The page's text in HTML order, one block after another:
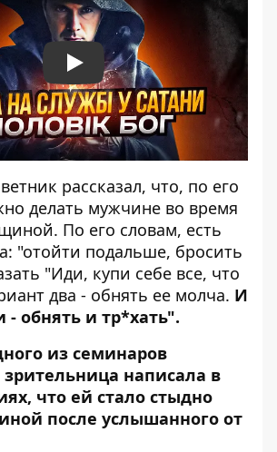
Play
рассказал, что, по его
делать мужчине во время
По его словам, есть
"отойти подальше, бросить
"Иди, купи себе все, что
два - обнять ее молча. И
- обнять и тр*хать".
из семинаров
зрительница написала в
что ей стало стыдно
после услышанного от